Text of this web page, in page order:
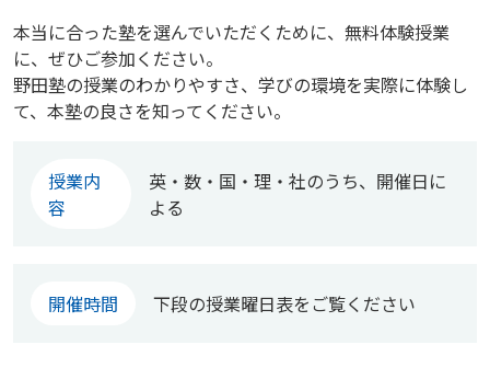
本当に合った塾を選んでいただくために、無料体験授業
に、ぜひご参加ください。
野田塾の授業のわかりやすさ、学びの環境を実際に体験し
て、本塾の良さを知ってください。
授業内
容
英・数・国・理・社のうち、開催日に
よる
開催時間 下段の授業曜日表をご覧ください